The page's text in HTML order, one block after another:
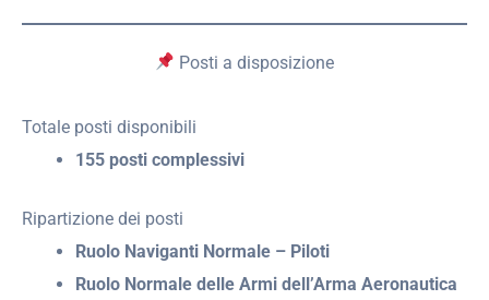
Posti a disposizione
Totale posti disponibili
155 posti complessivi
Ripartizione dei posti
Ruolo Naviganti Normale – Piloti
Ruolo Normale delle Armi dell’Arma Aeronautica